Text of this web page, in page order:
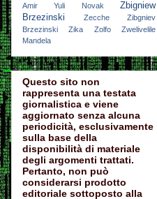
Amir
Yuli Novak
Zbigniew
Brzezinski
Zecche
Zibgniev
Brzezinski
Zika Zolfo
Zwelivelile
Mandela
Questo sito non
rappresenta una testata
giornalistica e viene
aggiornato senza alcuna
periodicità, esclusivamente
sulla base della
disponibilità di materiale
degli argomenti trattati.
Pertanto, non può
considerarsi prodotto
editoriale sottoposto alla